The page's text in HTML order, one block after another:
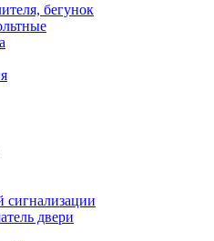
бегунок
сигнализации
двери